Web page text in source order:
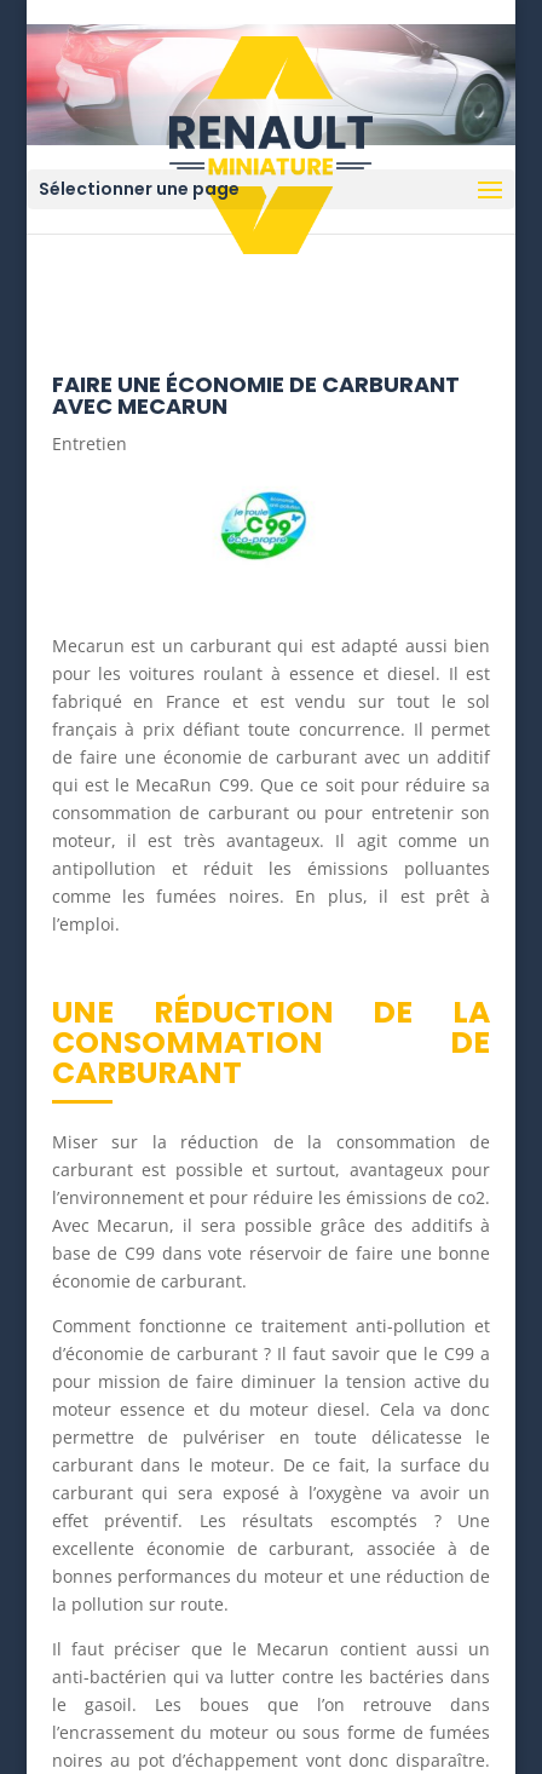
Sélectionner une page
FAIRE UNE ÉCONOMIE DE CARBURANT
AVEC MECARUN
Entretien
Mecarun est un carburant qui est adapté aussi bien
pour les voitures roulant à essence et diesel. Il est
fabriqué en France et est vendu sur tout le sol
français à prix défiant toute concurrence. Il permet
de faire une économie de carburant avec un additif
qui est le MecaRun C99. Que ce soit pour réduire sa
consommation de carburant ou pour entretenir son
moteur, il est très avantageux. Il agit comme un
antipollution et réduit les émissions polluantes
comme les fumées noires. En plus, il est prêt à
l’emploi.
UNE RÉDUCTION DE LA
CONSOMMATION DE
CARBURANT
Miser sur la réduction de la consommation de
carburant est possible et surtout, avantageux pour
l’environnement et pour réduire les émissions de co2.
Avec Mecarun, il sera possible grâce des additifs à
base de C99 dans vote réservoir de faire une bonne
économie de carburant.
Comment fonctionne ce traitement anti-pollution et
d’économie de carburant ? Il faut savoir que le C99 a
pour mission de faire diminuer la tension active du
moteur essence et du moteur diesel. Cela va donc
permettre de pulvériser en toute délicatesse le
carburant dans le moteur. De ce fait, la surface du
carburant qui sera exposé à l’oxygène va avoir un
effet préventif. Les résultats escomptés ? Une
excellente économie de carburant, associée à de
bonnes performances du moteur et une réduction de
la pollution sur route.
Il faut préciser que le Mecarun contient aussi un
anti-bactérien qui va lutter contre les bactéries dans
le gasoil. Les boues que l’on retrouve dans
l’encrassement du moteur ou sous forme de fumées
noires au pot d’échappement vont donc disparaître.